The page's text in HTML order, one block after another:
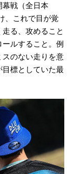
幕戦（全日本
、これで目が覚
る、攻めること
ルすること。例
スのない走りを意
標としていた最